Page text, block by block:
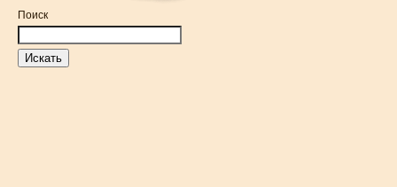
Поиск